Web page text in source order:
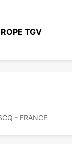
TGV
- FRANCE